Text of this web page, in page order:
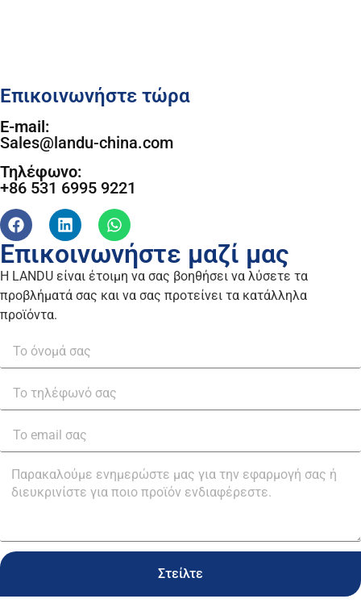
Επικοινωνήστε τώρα
E-mail:
Sales@landu-china.com
Τηλέφωνο:
+86 531 6995 9221
Επικοινωνήστε μαζί μας
Η LANDU είναι έτοιμη να σας βοηθήσει να λύσετε τα
προβλήματά σας και να σας προτείνει τα κατάλληλα
προϊόντα.
Στείλτε